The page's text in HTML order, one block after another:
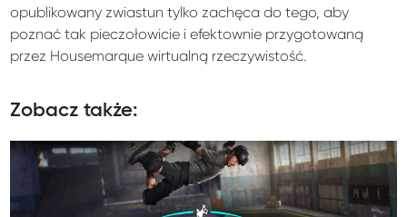
opublikowany zwiastun tylko zachęca do tego, aby
poznać tak pieczołowicie i efektownie przygotowaną
przez Housemarque wirtualną rzeczywistość.
Zobacz także: